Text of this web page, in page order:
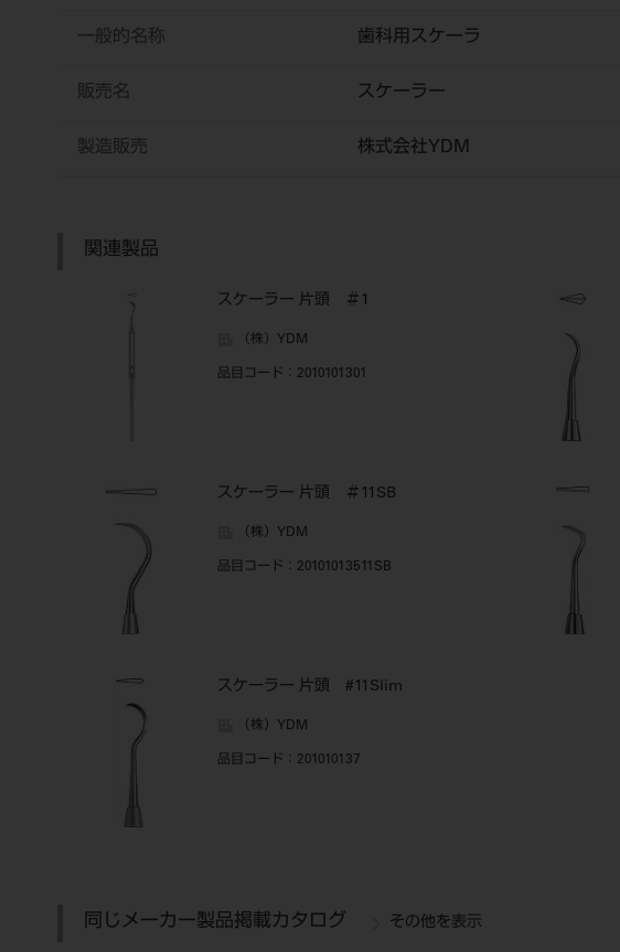
一般的名称 歯科用スケーラ
販売名 スケーラー
製造販売 株式会社YDM
関連製品
スケーラー 片頭 ＃1
（株）YDM
品目コード ：2010101301
スケーラー 片頭 ＃11SB
（株）YDM
品目コード ：20101013511SB
スケーラー 片頭 #11Slim
（株）YDM
品目コード ：201010137
同じメーカー製品掲載カタログ その他を表示